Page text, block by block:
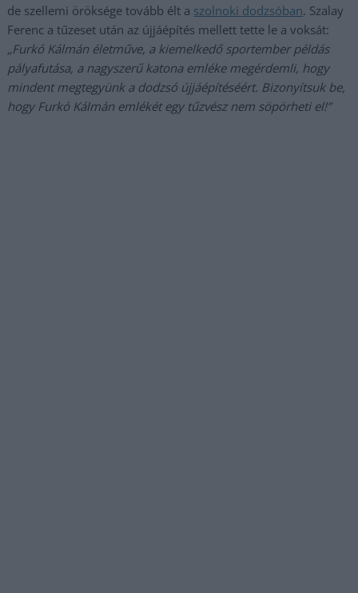
de szellemi öröksége tovább élt a szolnoki dodzsóban. Szalay
Ferenc a tűzeset után az újjáépítés mellett tette le a voksát:
„Furkó Kálmán életműve, a kiemelkedő sportember példás
pályafutása, a nagyszerű katona emléke megérdemli, hogy
mindent megtegyünk a dodzsó újjáépítéséért. Bizonyítsuk be,
hogy Furkó Kálmán emlékét egy tűzvész nem söpörheti el!”